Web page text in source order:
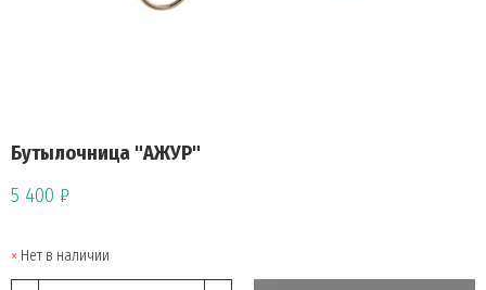
Бутылочница "АЖУР"
5 400 ₽
Нет в наличии